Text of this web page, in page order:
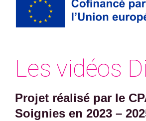
Les vidéos
Projet réalisé par le
Soignies en 2023 –